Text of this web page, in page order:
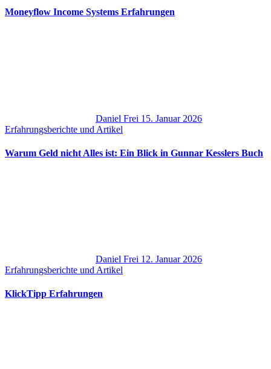
Moneyflow Income Systems Erfahrungen
Daniel Frei 15. Januar 2026
Erfahrungsberichte und Artikel
Warum Geld nicht Alles ist: Ein Blick in Gunnar Kesslers Buch
Daniel Frei 12. Januar 2026
Erfahrungsberichte und Artikel
KlickTipp Erfahrungen